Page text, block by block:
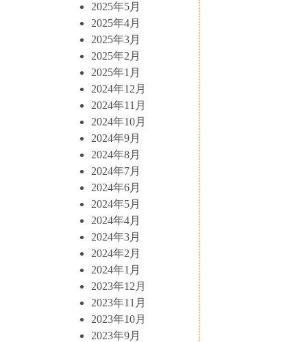
2025年5月
2025年4月
2025年3月
2025年2月
2025年1月
2024年12月
2024年11月
2024年10月
2024年9月
2024年8月
2024年7月
2024年6月
2024年5月
2024年4月
2024年3月
2024年2月
2024年1月
2023年12月
2023年11月
2023年10月
2023年9月